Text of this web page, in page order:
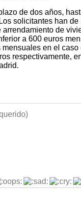
de dos años,
solicitantes han de
de
a 600 euros
en el
respectivamente,